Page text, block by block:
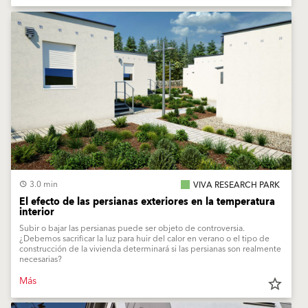
3.0 min VIVA RESEARCH PARK
El efecto de las persianas exteriores en la temperatura
interior
Subir o bajar las persianas puede ser objeto de controversia.
¿Debemos sacrificar la luz para huir del calor en verano o el tipo de
construcción de la vivienda determinará si las persianas son realmente
necesarias?
Más star_border